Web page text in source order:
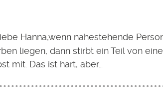
Hanna,wenn nahestehende
liegen, dann stirbt ein Teil von
mit. Das ist hart, aber…